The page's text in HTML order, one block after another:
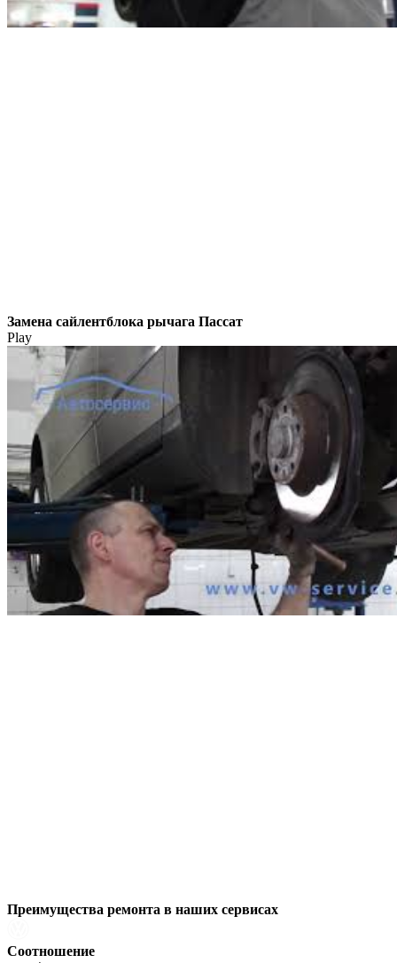
Замена сайлентблока рычага Пассат
Play
Преимущества ремонта в наших сервисах
Соотношение